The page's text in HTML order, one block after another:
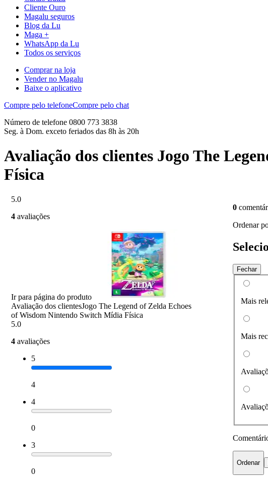
Cliente Ouro
Magalu seguros
Blog da Lu
Maga +
WhatsApp da Lu
Todos os serviços
Comprar na loja
Vender no Magalu
Baixe o aplicativo
Compre pelo telefoneCompre pelo chat
Número de telefone 0800 773 3838
Seg. à Dom. exceto feriados das 8h às 20h
Avaliação dos clientes Jogo The
Física
5.0
4 avaliações
Ir para página do produto
Avaliação dos clientesJogo The Legend of Zelda Echoes
of Wisdom Nintendo Switch Mídia Física
5.0
4 avaliações
5
4
4
0
3
0
0
Ordenar
Fechar
Mais
Mais
Ordenar